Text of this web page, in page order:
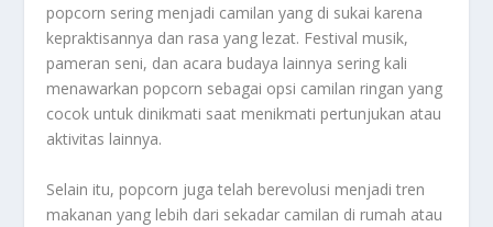
popcorn sering menjadi camilan yang di sukai karena
kepraktisannya dan rasa yang lezat. Festival musik,
pameran seni, dan acara budaya lainnya sering kali
menawarkan popcorn sebagai opsi camilan ringan yang
cocok untuk dinikmati saat menikmati pertunjukan atau
aktivitas lainnya.
Selain itu, popcorn juga telah berevolusi menjadi tren
makanan yang lebih dari sekadar camilan di rumah atau